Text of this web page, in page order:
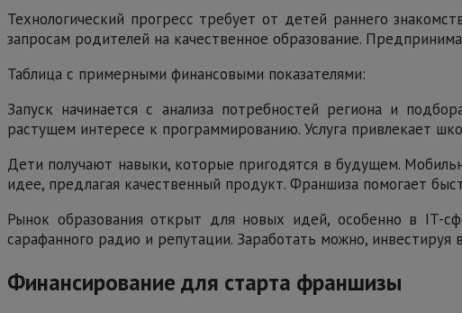
Технологический прогресс требует от детей раннего
запросам родителей на качественное образование.
Таблица с примерными финансовыми показателями:
Запуск начинается с анализа потребностей региона и
растущем интересе к программированию. Услуга привлекает
Дети получают навыки, которые пригодятся в будущем.
идее, предлагая качественный продукт. Франшиза помогает
Рынок образования открыт для новых идей, особенно в IT-
сарафанного радио и репутации. Заработать можно,
Финансирование для старта франшизы